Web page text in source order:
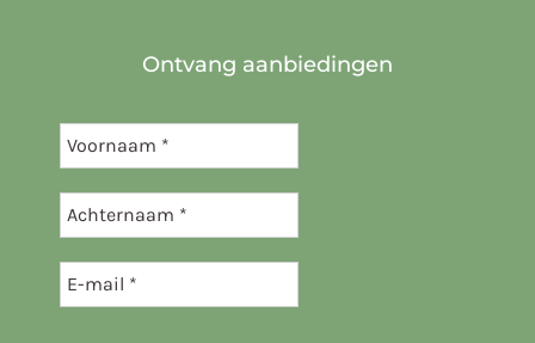
Ontvang aanbiedingen